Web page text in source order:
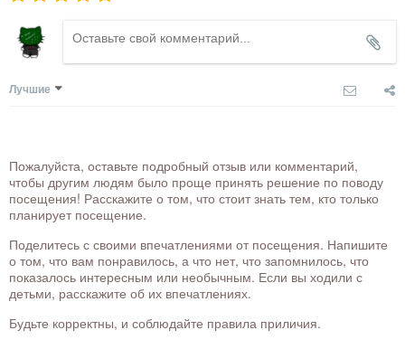
Лучшие
Пожалуйста, оставьте подробный отзыв или комментарий,
чтобы другим людям было проще принять решение по поводу
посещения! Расскажите о том, что стоит знать тем, кто только
планирует посещение.
Поделитесь с своими впечатлениями от посещения. Напишите
о том, что вам понравилось, а что нет, что запомнилось, что
показалось интересным или необычным. Если вы ходили с
детьми, расскажите об их впечатлениях.
Будьте корректны, и соблюдайте правила приличия.